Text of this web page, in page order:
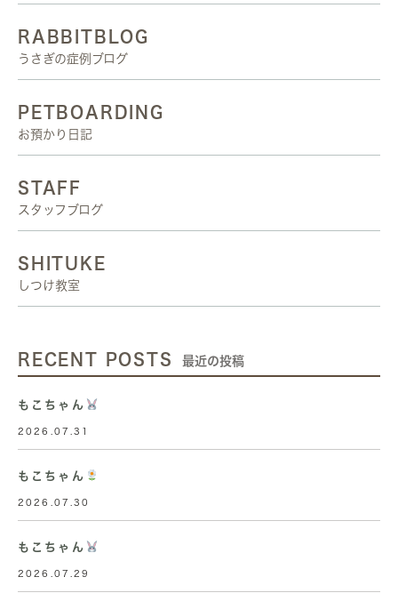
RABBITBLOG
うさぎの症例ブログ
PETBOARDING
お預かり日記
STAFF
スタッフブログ
SHITUKE
しつけ教室
RECENT POSTS 最近の投稿
もこちゃん
2026.07.31
もこちゃん
2026.07.30
もこちゃん
2026.07.29